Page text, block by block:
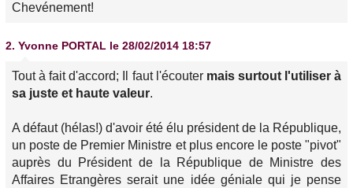
Chevénement!
2. Yvonne PORTAL le 28/02/2014 18:57
Tout à fait d'accord; Il faut l'écouter mais surtout l'utiliser à
sa juste et haute valeur.
A défaut (hélas!) d'avoir été élu président de la République,
un poste de Premier Ministre et plus encore le poste "pivot"
auprès du Président de la République de Ministre des
Affaires Etrangères serait une idée géniale qui je pense